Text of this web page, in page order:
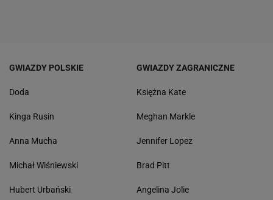
GWIAZDY POLSKIE
Doda
Kinga Rusin
Anna Mucha
Michał Wiśniewski
Hubert Urbański
GWIAZDY ZAGRANICZNE
Księżna Kate
Meghan Markle
Jennifer Lopez
Brad Pitt
Angelina Jolie